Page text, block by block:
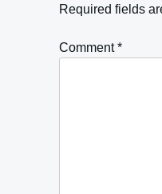
Required fields
Comment*